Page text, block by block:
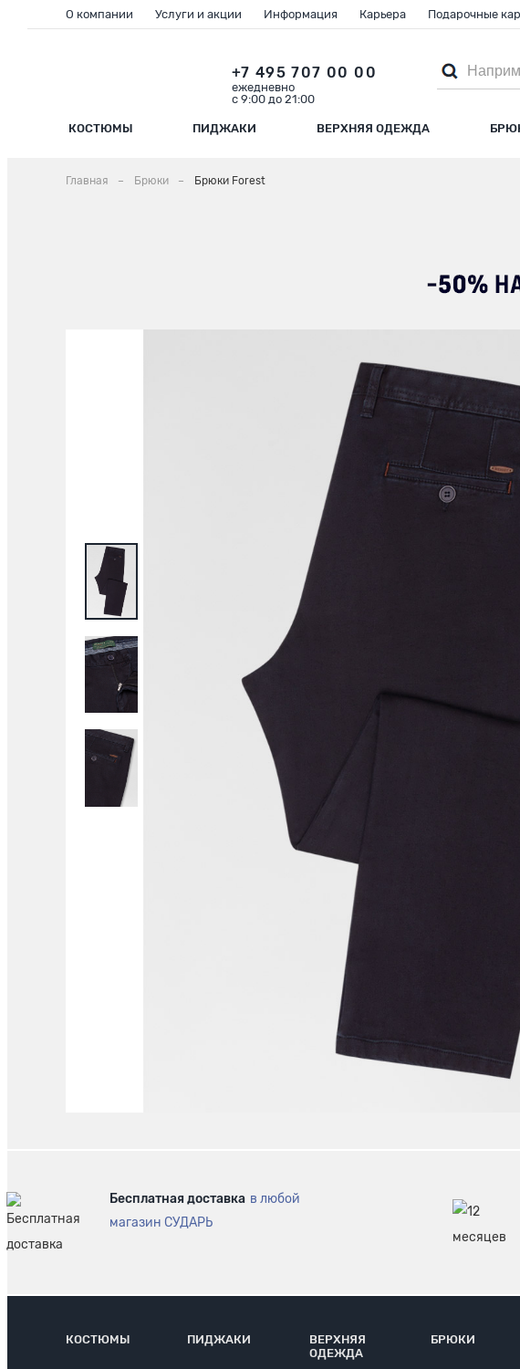
КОСТЮМЫ ПИДЖАКИ ВЕРХНЯЯ ОДЕЖДА
+7 495 707 00 00
ежедневно
с 9:00 до 21:00
О компании Услуги и акции Информация Карьера Подарочные
Главная Брюки Брюки Forest
Бесплатная доставка в любой
магазин СУДАРЬ
КОСТЮМЫ ПИДЖАКИ
ВЕРХНЯЯ
ОДЕЖДА
БРЮКИ